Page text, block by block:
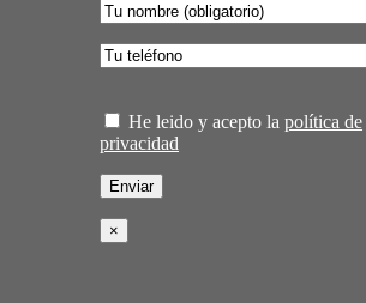
He leido y acepto lapolítica de
privacidad
×